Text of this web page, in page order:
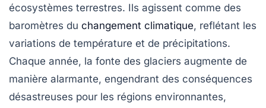
écosystèmes terrestres. Ils agissent comme des
baromètres du changement climatique, reflétant les
variations de température et de précipitations.
Chaque année, la fonte des glaciers augmente de
manière alarmante, engendrant des conséquences
désastreuses pour les régions environnantes,